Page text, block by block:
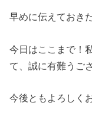
早めに伝えておき
今日はここまで！
て、誠に有難うご
今後ともよろしく